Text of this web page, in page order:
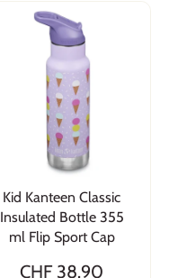
Kid Kanteen Classic
Insulated Bottle 355
ml Flip Sport Cap
CHF 38.90